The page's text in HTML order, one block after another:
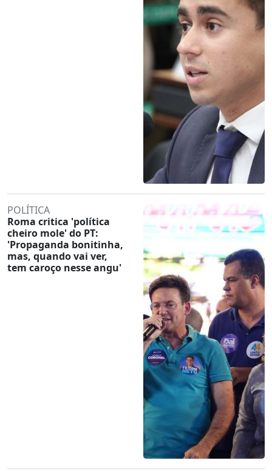
POLÍTICA
Roma critica 'política
cheiro mole' do PT:
'Propaganda bonitinha,
mas, quando vai ver,
tem caroço nesse angu'